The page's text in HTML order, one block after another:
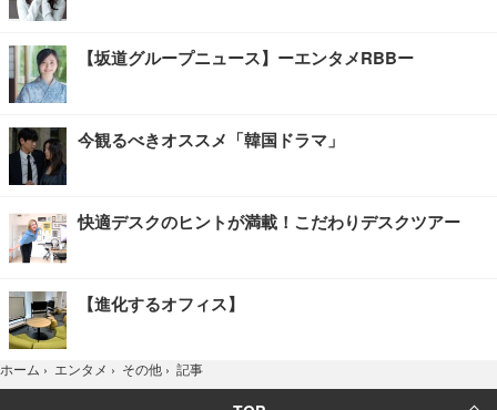
【坂道グループニュース】ーエンタメRBBー
今観るべきオススメ「韓国ドラマ」
快適デスクのヒントが満載！こだわりデスクツアー
【進化するオフィス】
ホーム › エンタメ › その他 › 記事